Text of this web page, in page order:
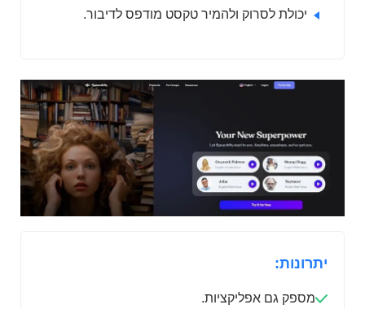
יכולת לסרוק ולהמיר טקסט מודפס לדיבור.
יתרונות:
מספק גם אפליקציות.